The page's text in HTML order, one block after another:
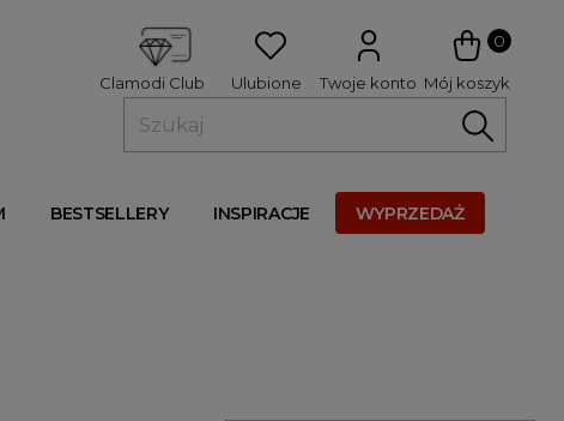
0
Mój koszyk
Twoje konto
Ulubione
Clamodi Club
BESTSELLERY INSPIRACJE WYPRZEDAŻ